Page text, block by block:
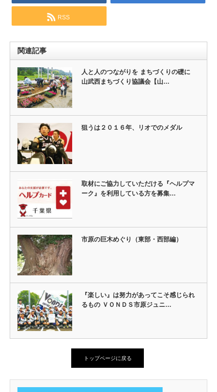
RSS
関連記事
人と人のつながりを まちづくりの礎に
山武西まちづくり協議会【山…
狙うは２０１６年、リオでのメダル
取材にご協力していただける『ヘルプマ
ーク』を利用している方を募集…
市原の巨木めぐり（東部・西部編）
『楽しい』は努力があってこそ感じられ
るもの ＶＯＮＤＳ市原ジュニ…
トップページに戻る